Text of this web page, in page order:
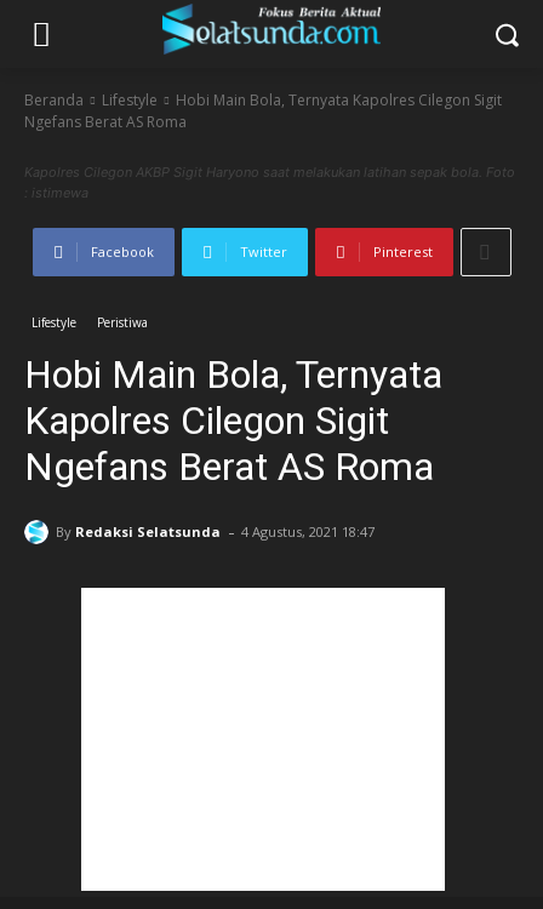
Beranda Lifestyle
Hobi Main Bola, Ternyata Kapolres Cilegon Sigit
Ngefans Berat AS Roma
Kapolres Cilegon AKBP Sigit Haryono saat melakukan latihan sepak bola. Foto
: istimewa
Facebook Twitter Pinterest
Lifestyle Peristiwa
Hobi Main Bola, Ternyata
Kapolres Cilegon Sigit
Ngefans Berat AS Roma
By Redaksi Selatsunda - 4 Agustus, 2021 18:47